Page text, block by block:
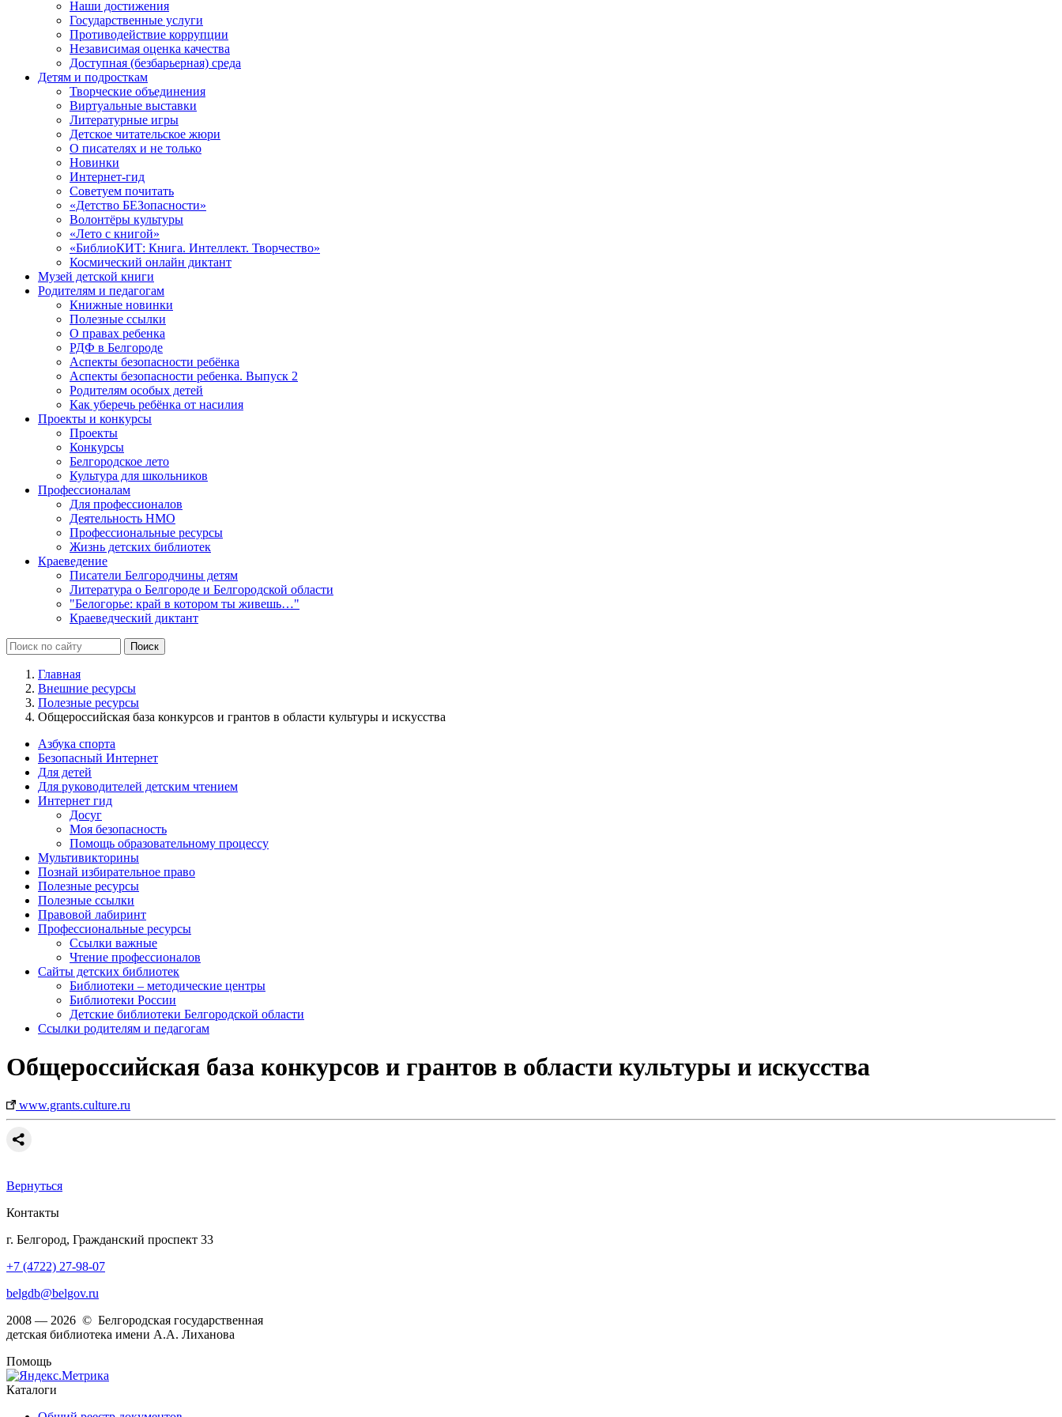
Наши достижения
Государственные услуги
Противодействие коррупции
Независимая оценка качества
Доступная (безбарьерная) среда
Детям и подросткам
Творческие объединения
Виртуальные выставки
Литературные игры
Детское читательское жюри
О писателях и не только
Новинки
Интернет-гид
Советуем почитать
«Детство БЕЗопасности»
Волонтёры культуры
«Лето с книгой»
«БиблиоКИТ: Книга. Интеллект. Творчество»
Космический онлайн диктант
Музей детской книги
Родителям и педагогам
Книжные новинки
Полезные ссылки
О правах ребенка
РДФ в Белгороде
Аспекты безопасности ребёнка
Аспекты безопасности ребенка. Выпуск 2
Родителям особых детей
Как уберечь ребёнка от насилия
Проекты и конкурсы
Проекты
Конкурсы
Белгородское лето
Культура для школьников
Профессионалам
Для профессионалов
Деятельность НМО
Профессиональные ресурсы
Жизнь детских библиотек
Краеведение
Писатели Белгородчины детям
Литература о Белгороде и Белгородской области
"Белогорье: край в котором ты живешь…"
Краеведческий диктант
Главная
Внешние ресурсы
Полезные ресурсы
Общероссийская база конкурсов и грантов в области культуры и искусства
Азбука спорта
Безопасный Интернет
Для детей
Для руководителей детским чтением
Интернет гид
Досуг
Моя безопасность
Помощь образовательному процессу
Мультивикторины
Познай избирательное право
Полезные ресурсы
Полезные ссылки
Правовой лабиринт
Профессиональные ресурсы
Ссылки важные
Чтение профессионалов
Сайты детских библиотек
Библиотеки – методические центры
Библиотеки России
Детские библиотеки Белгородской области
Ссылки родителям и педагогам
Общероссийская база конкурсов и грантов в области культуры и искусства
www.grants.culture.ru
Вернуться
Контакты
г. Белгород, Гражданский проспект 33
+7 (4722) 27-98-07
belgdb@belgov.ru
2008 — 2026 © Белгородская государственная
детская библиотека имени А.А. Лиханова
Помощь
Каталоги